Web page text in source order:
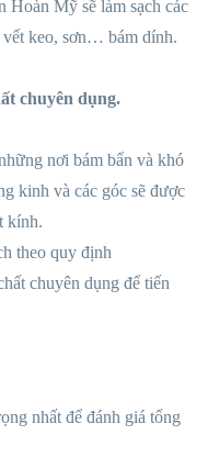
Mỹ sẽ làm sạch các
vết keo, sơn… bám dính.
chuyên dụng.
nơi bám bẩn và khó
kinh và các góc sẽ được
kính.
theo quy định
chuyên dụng để tiến
nhất để đánh giá tổng